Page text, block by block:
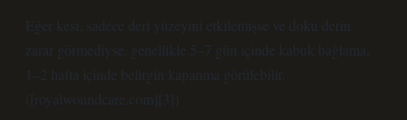
Eğer kesi, sadece deri yüzeyini etkilemişse ve doku derin
zarar görmediyse, genellikle 5–7 gün içinde kabuk bağlama,
1–2 hafta içinde belirgin kapanma görülebilir.
([royalwoundcare.com][3])